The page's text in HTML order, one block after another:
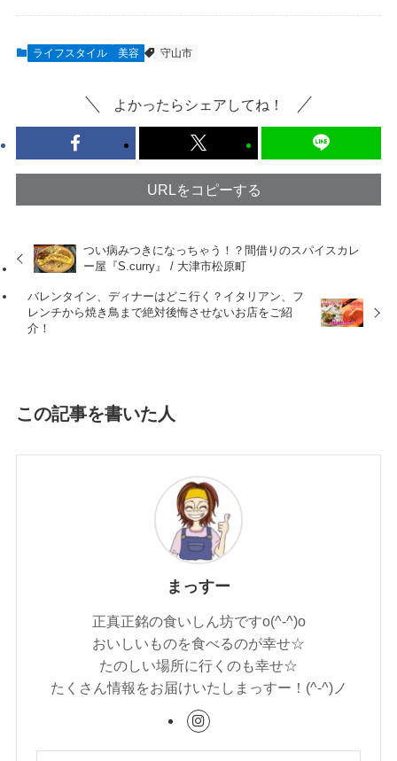
ライフスタイル 美容 守山市
よかったらシェアしてね！
URLをコピーする
つい病みつきになっちゃう！？間借りのスパイスカレ
ー屋『S.curry』 / 大津市松原町
バレンタイン、ディナーはどこ行く？イタリアン、フ
レンチから焼き鳥まで絶対後悔させないお店をご紹
介！
この記事を書いた人
まっすー
正真正銘の食いしん坊ですo(^-^)o
おいしいものを食べるのが幸せ☆
たのしい場所に行くのも幸せ☆
たくさん情報をお届けいたしまっすー！(^-^)ノ